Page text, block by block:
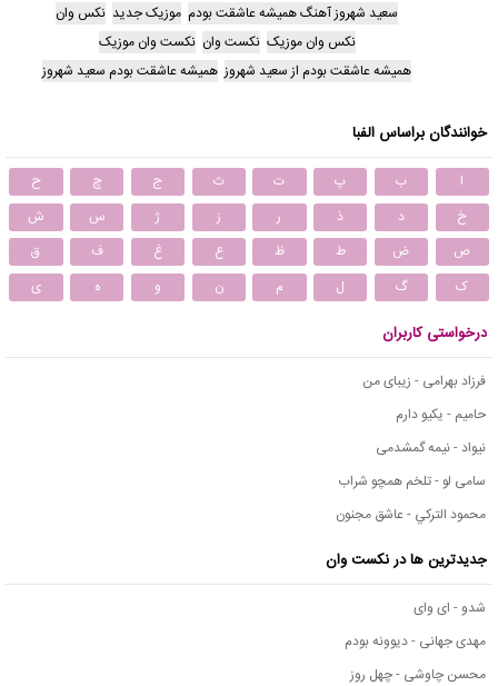
سعید شهروز آهنگ همیشه عاشقت بودم موزیک جدید نکس وان
نکس وان موزیک نکست وان نکست وان موزیک
همیشه عاشقت بودم از سعید شهروز همیشه عاشقت بودم سعید شهروز
خوانندگان براساس الفبا
ا ب پ ت ث ج چ
ح
خ
د ذ ر ز ژ س
ش
ص
ض ط ظ ع غ ف
ق
ک
گ ل م ن و ه ی
درخواستی کاربران
فرزاد بهرامی - زیبای من
حامیم - یکیو دارم
نیواد - نیمه گمشدمی
سامی لو - تلخم همچو شراب
محمود التركي - عاشق مجنون
جدیدترین ها در نکست وان
شدو - ای وای
مهدی جهانی - دیوونه بودم
محسن چاوشی - چهل روز